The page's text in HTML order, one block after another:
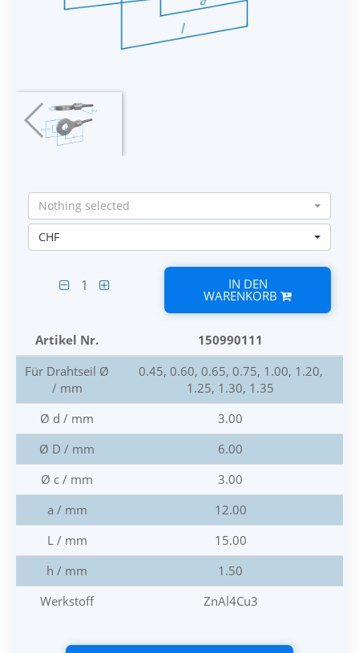
Nothing selected
CHF
1 IN DEN
WARENKORB
Artikel Nr.
150990111
Für Drahtseil Ø
/ mm
0.45, 0.60, 0.65, 0.75, 1.00, 1.20,
1.25, 1.30, 1.35
Ø d / mm
3.00
Ø D / mm
6.00
Ø c / mm
3.00
a / mm
12.00
L / mm
15.00
h / mm
1.50
Werkstoff
ZnAl4Cu3